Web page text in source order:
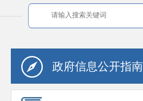
政府信息公开指南